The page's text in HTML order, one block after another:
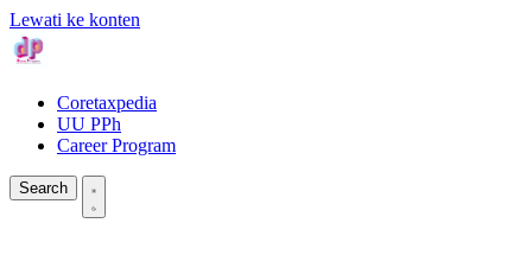
Lewati ke konten
Coretaxpedia
UU PPh
Career Program
Search